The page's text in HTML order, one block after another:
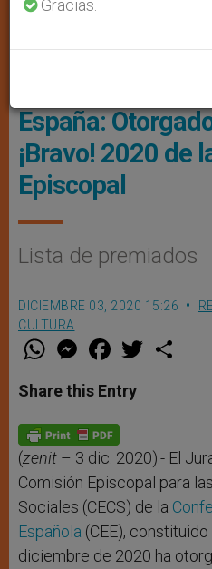
Premios Bravo
España:
¡Bravo! 2020 de
Episcopal
Lista de premiados
DICIEMBRE 03, 2020 15:26
CULTURA
W
t
s
p
p
M
e
s
e
g
e
r
F
a
e
b
o
k
w
Share this Entry
(zenit – 3 dic. 2020).- El
Comisión Episcopal para
Sociales (CECS) de la
Española (CEE),
diciembre de 2020 ha
Gracias.